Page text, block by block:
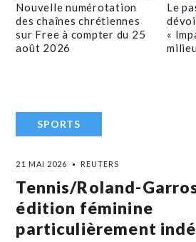
Nouvelle numérotation
des chaînes chrétiennes
sur Free à compter du 25
août 2026
Le
«
SPORTS
21 MAI 2026 REUTERS
Tennis/Roland-
édition féminine
particulièrement